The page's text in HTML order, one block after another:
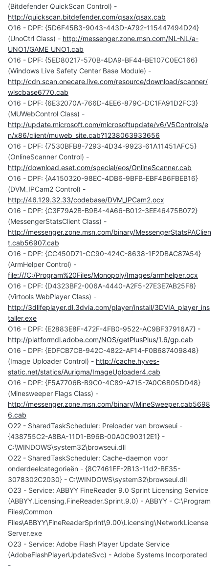
(Bitdefender QuickScan Control) -
http://quickscan.bitdefender.com/qsax/qsax.cab
O16 - DPF: {5D6F45B3-9043-443D-A792-115447494D24}
(UnoCtrl Class) - http://messenger.zone.msn.com/NL-NL/a-
UNO1/GAME_UNO1.cab
O16 - DPF: {5ED80217-570B-4DA9-BF44-BE107C0EC166}
(Windows Live Safety Center Base Module) -
http://cdn.scan.onecare.live.com/resource/download/scanner/
wlscbase6770.cab
O16 - DPF: {6E32070A-766D-4EE6-879C-DC1FA91D2FC3}
(MUWebControl Class) -
http://update.microsoft.com/microsoftupdate/v6/V5Controls/e
n/x86/client/muweb_site.cab?1238063933656
O16 - DPF: {7530BFB8-7293-4D34-9923-61A11451AFC5}
(OnlineScanner Control) -
http://download.eset.com/special/eos/OnlineScanner.cab
O16 - DPF: {A4150320-98EC-4DB6-9BFB-EBF4B6FBEB16}
(DVM_IPCam2 Control) -
http://46.129.32.33/codebase/DVM_IPCam2.ocx
O16 - DPF: {C3F79A2B-B9B4-4A66-B012-3EE46475B072}
(MessengerStatsClient Class) -
http://messenger.zone.msn.com/binary/MessengerStatsPAClien
t.cab56907.cab
O16 - DPF: {CC450D71-CC90-424C-8638-1F2DBAC87A54}
(ArmHelper Control) -
file:///C:/Program%20Files/Monopoly/Images/armhelper.ocx
O16 - DPF: {D4323BF2-006A-4440-A2F5-27E3E7AB25F8}
(Virtools WebPlayer Class) -
http://3dlifeplayer.dl.3dvia.com/player/install/3DVIA_player_ins
taller.exe
O16 - DPF: {E2883E8F-472F-4FB0-9522-AC9BF37916A7} -
http://platformdl.adobe.com/NOS/getPlusPlus/1.6/gp.cab
O16 - DPF: {EDFCB7CB-942C-4822-AF14-F0B687409848}
(Image Uploader Control) - http://cache.hyves-
static.net/statics/Aurigma/ImageUploader4.cab
O16 - DPF: {F5A7706B-B9C0-4C89-A715-7A0C6B05DD48}
(Minesweeper Flags Class) -
http://messenger.zone.msn.com/binary/MineSweeper.cab5698
6.cab
O22 - SharedTaskScheduler: Preloader van browseui -
{438755C2-A8BA-11D1-B96B-00A0C90312E1} -
C:\WINDOWS\system32\browseui.dll
O22 - SharedTaskScheduler: Cache-daemon voor
onderdeelcategorieën - {8C7461EF-2B13-11d2-BE35-
3078302C2030} - C:\WINDOWS\system32\browseui.dll
O23 - Service: ABBYY FineReader 9.0 Sprint Licensing Service
(ABBYY.Licensing.FineReader.Sprint.9.0) - ABBYY - C:\Program
Files\Common
Files\ABBYY\FineReaderSprint\9.00\Licensing\NetworkLicense
Server.exe
O23 - Service: Adobe Flash Player Update Service
(AdobeFlashPlayerUpdateSvc) - Adobe Systems Incorporated
-